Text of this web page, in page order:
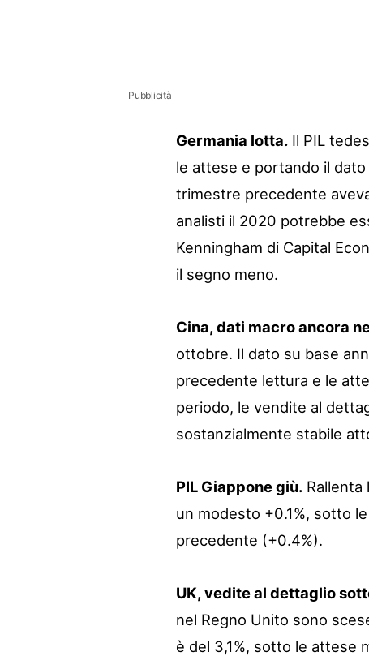
Pubblicità
Germania lotta. Il PIL
le attese e portando il dato
trimestre precedente
analisti il 2020 potrebbe
Kenningham di Capital
il segno meno.
Cina, dati macro ancora
ottobre. Il dato su base
precedente lettura e le
periodo, le vendite al
sostanzialmente stabile
PIL Giappone giù.
un modesto +0.1%, sotto
precedente (+0.4%).
UK, vedite al dettaglio
nel Regno Unito sono
è del 3,1%, sotto le attese